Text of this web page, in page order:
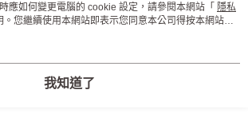
應如何變更電腦的 cookie 設定，請參閱本網站「 隱私
。您繼續使用本網站即表示您同意本公司得按本網站使
cookie。
我知道了